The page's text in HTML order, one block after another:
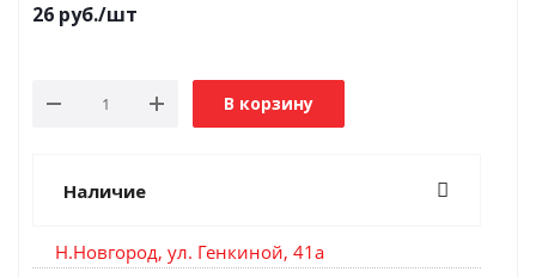
26 руб./шт
В корзину
Наличие
Н.Новгород, ул. Генкиной, 41а